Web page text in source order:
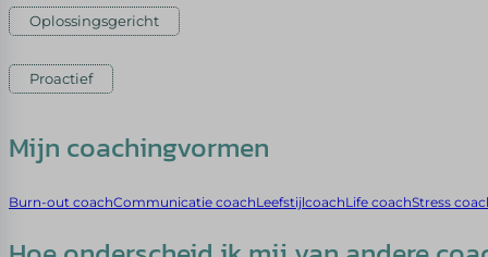
Oplossingsgericht
Proactief
Mijn coachingvormen
Burn-out coachCommunicatie coachLeefstijlcoachLife coachStress